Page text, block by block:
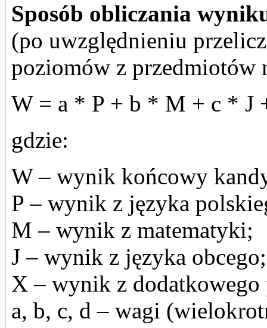
Sposób obliczania
(po uwzględnieniu
poziomów z przedmiotów
W = a * P + b * M + c * J
gdzie:
W – wynik końcowy
P – wynik z języka
M – wynik z matematyki;
J – wynik z języka obcego;
X – wynik z dodatkowego
a, b, c, d – wagi